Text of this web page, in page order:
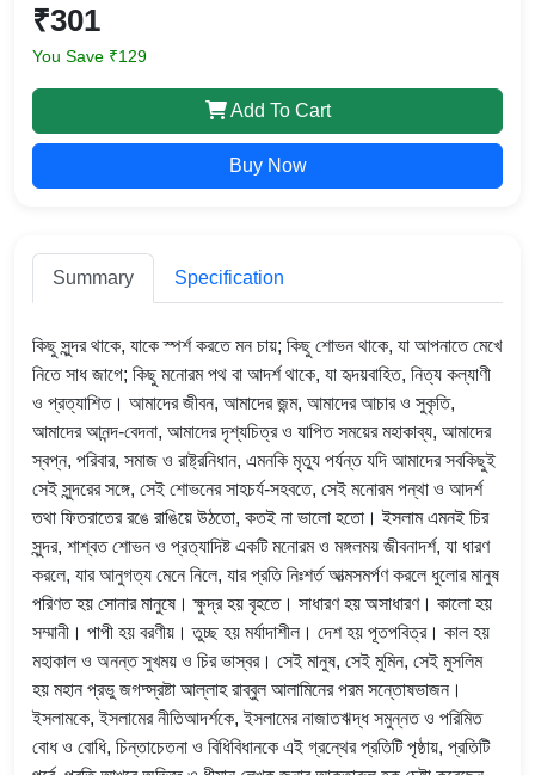
₹301
You Save ₹129
Add To Cart
Buy Now
Summary Specification
কিছু সুন্দর থাকে, যাকে স্পর্শ করতে মন চায়; কিছু শোভন থাকে, যা আপনাতে মেখে
নিতে সাধ জাগে; কিছু মনোরম পথ বা আদর্শ থাকে, যা হৃদয়বাহিত, নিত্য কল্যাণী
ও প্রত্যাশিত। আমাদের জীবন, আমাদের জন্ম, আমাদের আচার ও সুকৃতি,
আমাদের আনন্দ-বেদনা, আমাদের দৃশ্যচিত্র ও যাপিত সময়ের মহাকাব্য, আমাদের
স্বপ্ন, পরিবার, সমাজ ও রাষ্ট্রনিধান, এমনকি মৃত্যু পর্যন্ত যদি আমাদের সবকিছুই
সেই সুন্দরের সঙ্গে, সেই শোভনের সাহচর্য-সহবতে, সেই মনোরম পন্থা ও আদর্শ
তথা ফিতরাতের রঙে রাঙিয়ে উঠতো, কতই না ভালো হতো। ইসলাম এমনই চির
সুন্দর, শাশ্বত শোভন ও প্রত্যাদিষ্ট একটি মনোরম ও মঙ্গলময় জীবনাদর্শ, যা ধারণ
করলে, যার আনুগত্য মেনে নিলে, যার প্রতি নিঃশর্ত আত্মসমর্পণ করলে ধুলোর মানুষ
পরিণত হয় সোনার মানুষে। ক্ষুদ্র হয় বৃহতে। সাধারণ হয় অসাধারণ। কালো হয়
সম্মানী। পাপী হয় বরণীয়। তুচ্ছ হয় মর্যাদাশীল। দেশ হয় পূতপবিত্র। কাল হয়
মহাকাল ও অনন্ত সুখময় ও চির ভাস্বর। সেই মানুষ, সেই মুমিন, সেই মুসলিম
হয় মহান প্রভু জগদ্স্রষ্টা আল্লাহ রাব্বুল আলামিনের পরম সন্তোষভাজন।
ইসলামকে, ইসলামের নীতিআদর্শকে, ইসলামের নাজাতঋদ্ধ সমুন্নত ও পরিমিত
বোধ ও বোধি, চিন্তাচেতনা ও বিধিবিধানকে এই গ্রন্থের প্রতিটি পৃষ্ঠায়, প্রতিটি